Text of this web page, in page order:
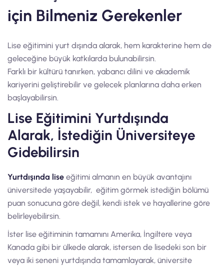
için Bilmeniz Gerekenler
Lise eğitimini yurt dışında alarak, hem karakterine hem de
geleceğine büyük katkılarda bulunabilirsin.
Farklı bir kültürü tanırken, yabancı dilini ve akademik
kariyerini geliştirebilir ve gelecek planlarına daha erken
başlayabilirsin.
Lise Eğitimini Yurtdışında
Alarak, İstediğin Üniversiteye
Gidebilirsin
Yurtdışında lise eğitimi almanın en büyük avantajını
üniversitede yaşayabilir, eğitim görmek istediğin bölümü
puan sonucuna göre değil, kendi istek ve hayallerine göre
belirleyebilirsin.
İster lise eğitiminin tamamını Amerika, İngiltere veya
Kanada gibi bir ülkede alarak, istersen de lisedeki son bir
veya iki seneni yurtdışında tamamlayarak, üniversite